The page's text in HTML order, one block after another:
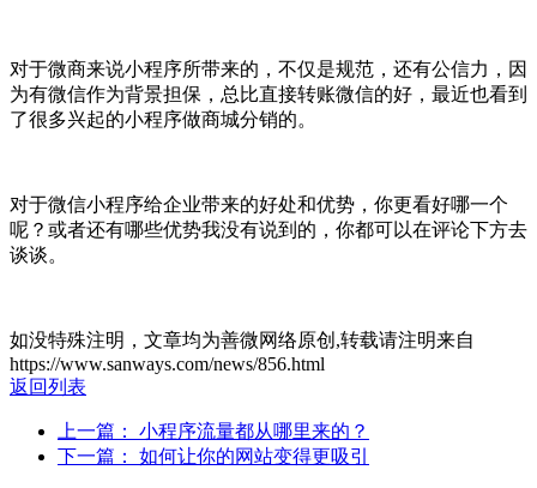
对于微商来说小程序所带来的，不仅是规范，还有公信力，因
为有微信作为背景担保，总比直接转账微信的好，最近也看到
了很多兴起的小程序做商城分销的。
对于微信小程序给企业带来的好处和优势，你更看好哪一个
呢？或者还有哪些优势我没有说到的，你都可以在评论下方去
谈谈。
如没特殊注明，文章均为善微网络原创,转载请注明来自
https://www.sanways.com/news/856.html
返回列表
上一篇： 小程序流量都从哪里来的？
下一篇： 如何让你的网站变得更吸引